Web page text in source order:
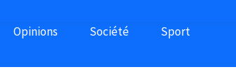
Opinions Société Sport